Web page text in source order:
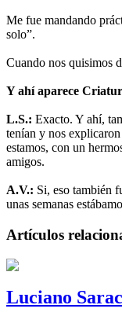
Me fue mandando
solo”.
Cuando nos quisimos
Y ahí aparece
L.S.: Exacto. Y ahí,
tenían y nos
estamos, con un
amigos.
A.V.: Si, eso también
unas semanas
Artículos
Luciano